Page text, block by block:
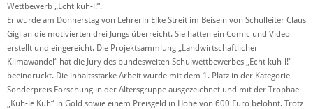
Wettbewerb „Echt kuh-l!“.
Er wurde am Donnerstag von Lehrerin Elke Streit im Beisein von Schulleiter Claus
Gigl an die motivierten drei Jungs überreicht. Sie hatten ein Comic und Video
erstellt und eingereicht. Die Projektsammlung „Landwirtschaftlicher
Klimawandel“ hat die Jury des bundesweiten Schulwettbewerbes „Echt kuh-l!“
beeindruckt. Die inhaltsstarke Arbeit wurde mit dem 1. Platz in der Kategorie
Sonderpreis Forschung in der Altersgruppe ausgezeichnet und mit der Trophäe
„Kuh-le Kuh“ in Gold sowie einem Preisgeld in Höhe von 600 Euro belohnt. Trotz